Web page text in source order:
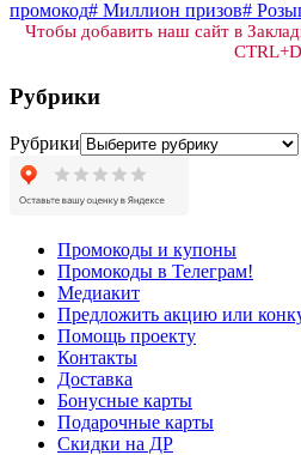
промокод# Миллион призов#
Чтобы добавить наш сайт в
CTRL+D
Рубрики
Рубрики
Промокоды и купоны
Промокоды в Телеграм!
Медиакит
Предложить акцию или
Помощь проекту
Контакты
Доставка
Бонусные карты
Подарочные карты
Скидки на ДР